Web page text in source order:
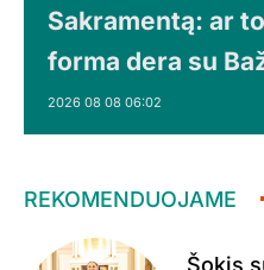
Sakramentą: ar
forma dera su
2026 08 08 06:02
REKOMENDUOJAME
Šokis